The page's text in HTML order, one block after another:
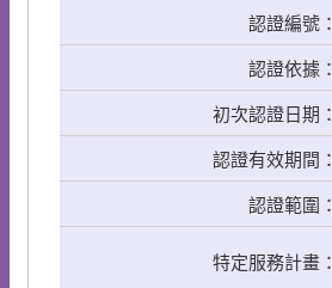
認證編號：
認證依據：
初次認證日期：
認證有效期間：
認證範圍：
特定服務計畫：